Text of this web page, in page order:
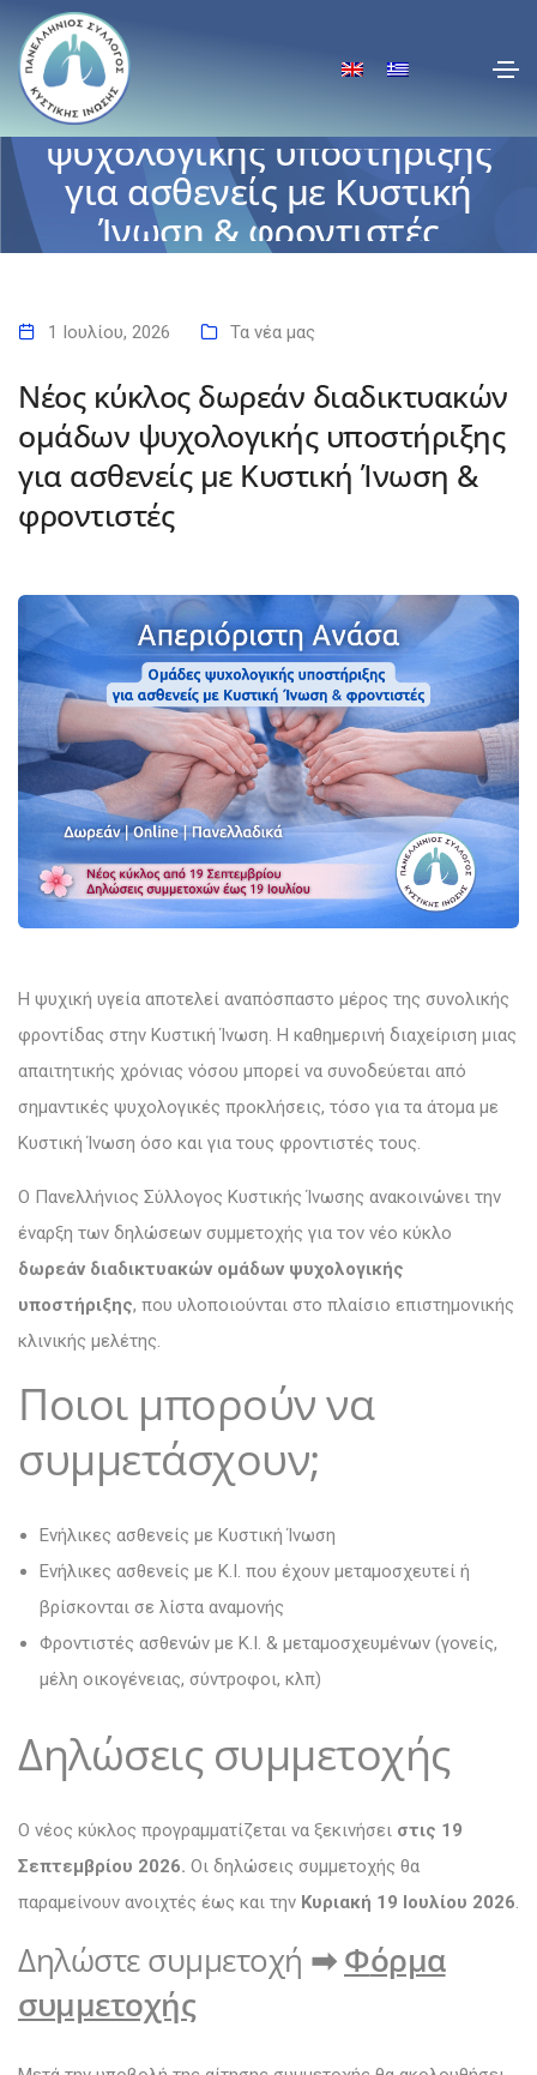
Νέος κύκλος δωρεάν
διαδικτυακών ομάδων
ψυχολογικής υποστήριξης
για ασθενείς με Κυστική
Ίνωση & φροντιστές
υποστήριξης για ασθενείς με Κυστική Ίνωση & φροντιστές
1 Ιουλίου, 2026 Τα νέα μας
Νέος κύκλος δωρεάν διαδικτυακών
ομάδων ψυχολογικής υποστήριξης
για ασθενείς με Κυστική Ίνωση &
φροντιστές
Η ψυχική υγεία αποτελεί αναπόσπαστο μέρος της συνολικής
φροντίδας στην Κυστική Ίνωση. Η καθημερινή διαχείριση μιας
απαιτητικής χρόνιας νόσου μπορεί να συνοδεύεται από
σημαντικές ψυχολογικές προκλήσεις, τόσο για τα άτομα με
Κυστική Ίνωση όσο και για τους φροντιστές τους.
Ο Πανελλήνιος Σύλλογος Κυστικής Ίνωσης ανακοινώνει την
έναρξη των δηλώσεων συμμετοχής για τον νέο κύκλο
δωρεάν διαδικτυακών ομάδων ψυχολογικής
υποστήριξης, που υλοποιούνται στο πλαίσιο επιστημονικής
κλινικής μελέτης.
Ποιοι μπορούν να
συμμετάσχουν;
Ενήλικες ασθενείς με Κυστική Ίνωση
Ενήλικες ασθενείς με Κ.Ι. που έχουν μεταμοσχευτεί ή
βρίσκονται σε λίστα αναμονής
Φροντιστές ασθενών με Κ.Ι. & μεταμοσχευμένων (γονείς,
μέλη οικογένειας, σύντροφοι, κλπ)
Δηλώσεις συμμετοχής
Ο νέος κύκλος προγραμματίζεται να ξεκινήσει στις 19
Σεπτεμβρίου 2026. Οι δηλώσεις συμμετοχής θα
παραμείνουν ανοιχτές έως και την Κυριακή 19 Ιουλίου 2026.
Δηλώστε συμμετοχή ➡Φόρμα
συμμετοχής